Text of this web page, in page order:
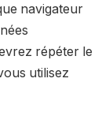
navigateur
répéter le
utilisez